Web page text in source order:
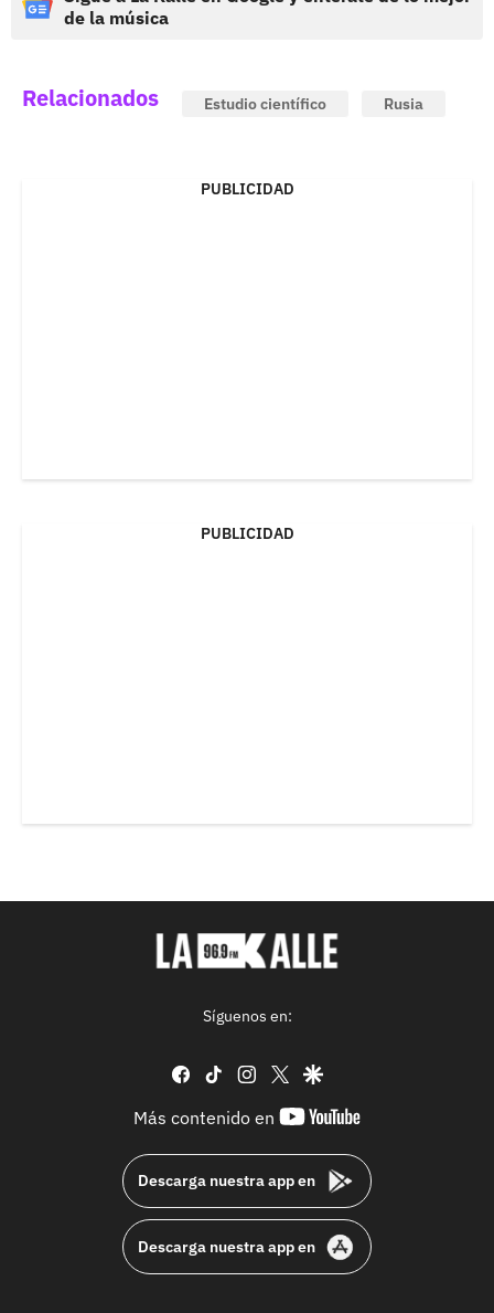
de la música
Relacionados Estudio científico Rusia
PUBLICIDAD
PUBLICIDAD
Síguenos en:
facebook
tiktok instagram
twittergoogle
Más contenido en
youtube-
Descarga nuestra app en
Descarga nuestra app en